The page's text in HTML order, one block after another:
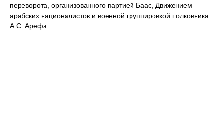
переворота, организованного партией Баас, Движением
арабских националистов и военной группировкой полковника
А.С. Арефа.